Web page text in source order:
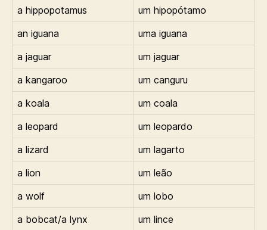
a hippopotamus
um hipopótamo
an iguana
uma iguana
a jaguar
um jaguar
a kangaroo
um canguru
a koala
um coala
a leopard
um leopardo
a lizard
um lagarto
a lion
um leão
a wolf
um lobo
a bobcat/a lynx
um lince